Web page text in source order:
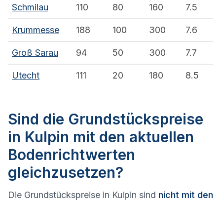
Schmilau 110 80 160 7.5
Krummesse 188 100 300 7.6
Groß Sarau 94 50 300 7.7
Utecht 111 20 180 8.5
Sind die Grundstückspreise
in Kulpin mit den aktuellen
Bodenrichtwerten
gleichzusetzen?
Die Grundstückspreise in Kulpin sind nicht mit den